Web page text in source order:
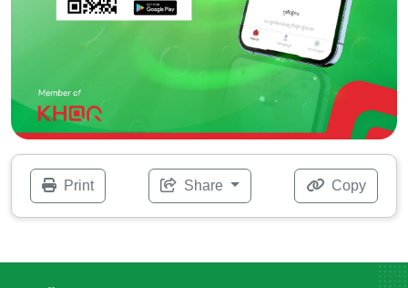
Print Share Copy